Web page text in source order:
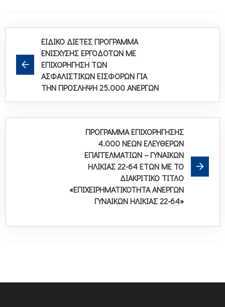
ΕΙΔΙΚΟ ΔΙΕΤΕΣ ΠΡΟΓΡΑΜΜΑ
ΕΝΙΣΧΥΣΗΣ ΕΡΓΟΔΟΤΩΝ ΜΕ
ΕΠΙΧΟΡΗΓΗΣΗ ΤΩΝ
ΑΣΦΑΛΙΣΤΙΚΩΝ ΕΙΣΦΟΡΩΝ ΓΙΑ
ΤΗΝ ΠΡΟΣΛΗΨΗ 25.000 ΑΝΕΡΓΩΝ
ΠΡΟΓΡΑΜΜΑ ΕΠΙΧΟΡΗΓΗΣΗΣ
4.000 ΝΕΩΝ ΕΛΕΥΘΕΡΩΝ
ΕΠΑΓΓΕΛΜΑΤΙΩΝ – ΓΥΝΑΙΚΩΝ
ΗΛΙΚΙΑΣ 22-64 ΕΤΩΝ ΜΕ ΤΟ
ΔΙΑΚΡΙΤΙΚΟ ΤΙΤΛΟ
«ΕΠΙΧΕΙΡΗΜΑΤΙΚΟΤΗΤΑ ΑΝΕΡΓΩΝ
ΓΥΝΑΙΚΩΝ ΗΛΙΚΙΑΣ 22-64»